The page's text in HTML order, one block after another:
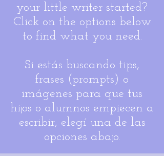
your little writer started?
Click on the options below
to find what you need.
Si estás buscando tips,
frases (prompts) o
imágenes para que tus
hijos o alumnos empiecen a
escribir, elegí una de las
opciones abajo.